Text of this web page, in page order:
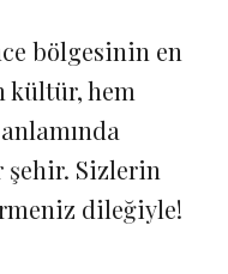
bölgesinin en
kültür, hem
Sizlerin
dileğiyle!